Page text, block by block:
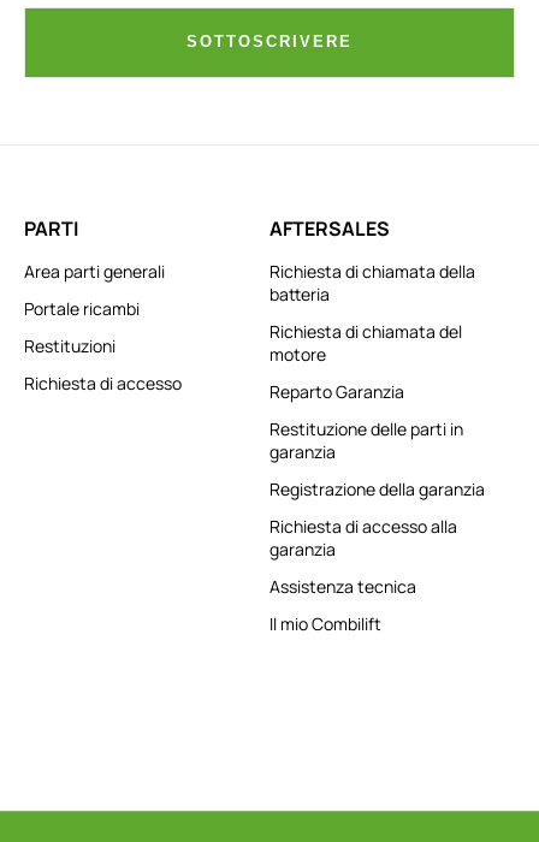
SOTTOSCRIVERE
PARTI
Area parti generali
Portale ricambi
Restituzioni
Richiesta di accesso
AFTERSALES
Richiesta di chiamata della
batteria
Richiesta di chiamata del
motore
Reparto Garanzia
Restituzione delle parti in
garanzia
Registrazione della garanzia
Richiesta di accesso alla
garanzia
Assistenza tecnica
Il mio Combilift